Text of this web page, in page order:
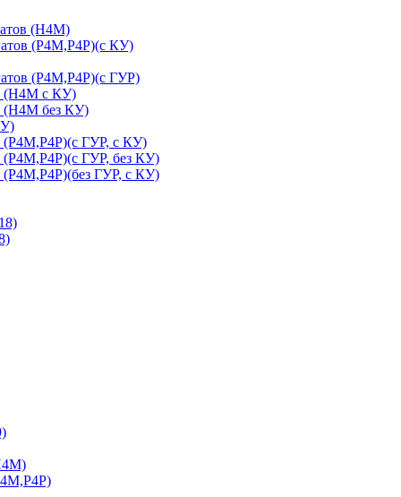
(H4M)
(P4M,P4P)(с КУ)
(P4M,P4P)(с ГУР)
(H4M с КУ)
(Н4М без КУ)
(P4M,P4P)(с ГУР, с КУ)
(P4M,P4P)(с ГУР, без КУ)
(P4M,P4P)(без ГУР, с КУ)